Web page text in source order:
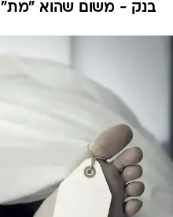
בנק - משום שהוא "מת"